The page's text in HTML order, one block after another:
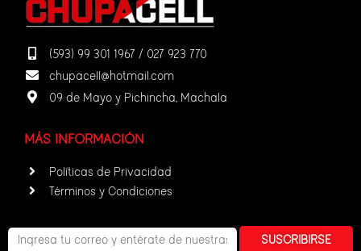
(593) 99 301 1967 / 027 923 770
chupacell@hotmail.com
09 de Mayo y Pichincha, Machala
MÁS INFORMACIÓN
Políticas de Privacidad
Términos y Condiciones
SUSCRIBIRSE